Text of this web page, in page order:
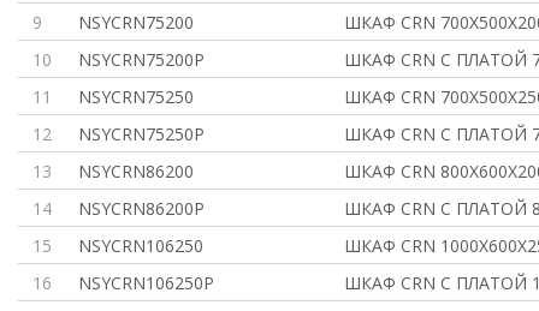
9
NSYCRN75200
ШКАФ CRN
10
NSYCRN75200P
ШКАФ CRN С ПЛАТОЙ
11
NSYCRN75250
ШКАФ CRN
12
NSYCRN75250P
ШКАФ CRN С ПЛАТОЙ
13
NSYCRN86200
ШКАФ CRN
14
NSYCRN86200P
ШКАФ CRN С ПЛАТОЙ
15
NSYCRN106250
ШКАФ CRN
16
NSYCRN106250P
ШКАФ CRN С ПЛАТОЙ